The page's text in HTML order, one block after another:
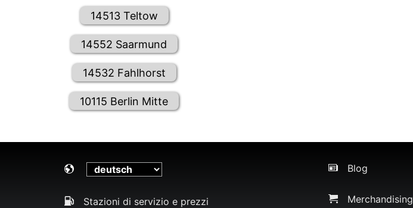
14513 Teltow
14552 Saarmund
14532 Fahlhorst
10115 Berlin Mitte
Stazioni di servizio e prezzi
Blog
Merchandising